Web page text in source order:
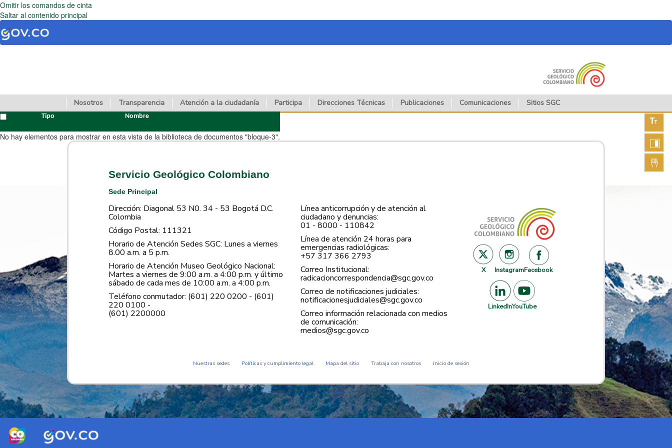
Omitir los comandos de cinta
Saltar al contenido principal
Nosotros Transparencia Atención a la ciudadanía Participa Direcciones Técnicas Publicaciones Comunicaciones Sitios SGC
fuente
Tipo Nombre
No hay elementos para mostrar en esta vista de la biblioteca de documentos "bloque-3".
Servicio Geológico Colombiano
Sede Principal
Dirección: Diagonal 53 N0. 34 - 53 Bogotá D.C.
Colombia
Código Postal: 111321
Horario de Atención Sedes SGC: Lunes a viernes
8.00 a.m. a 5 p.m.
Horario de Atención Museo Geológico Nacional:
Martes a viernes de 9:00 a.m. a 4:00 p.m. y último
sábado de cada mes de 10:00 a.m. a 4:00 p.m.
Teléfono conmutador: (601) 220 0200 - (601)
220 0100 -
(601) 2200000
Línea anticorrupción y de atención al
ciudadano y denuncias:
01 - 8000 - 110842
Línea de atención 24 horas para
emergencias radiológicas:
+57 ​317 366 2793
Correo Institucional:
radicacioncorrespondencia@sgc.gov.co
Correo de notificaciones judiciales:
notificacionesjudiciales@sgc.gov.co
Correo información relacionada con medios
de comunicación:
medios@sgc.gov.co
X InstagramFacebook
LinkedInYouTube
Nuestras sedes Políticas y cumplimiento legal Mapa del sitio Trabaja con nosotros Inicio de sesión